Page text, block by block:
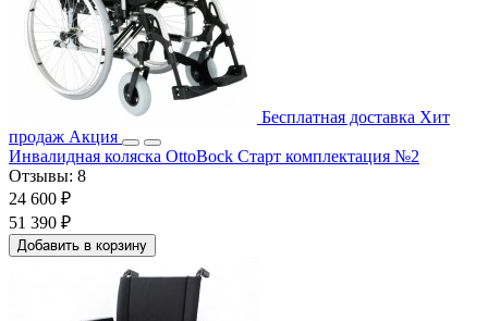
Бесплатная доставка Хит
продаж Акция
Инвалидная коляска OttoBock Старт комплектация №2
Отзывы: 8
24 600 ₽
51 390 ₽
Добавить в корзину